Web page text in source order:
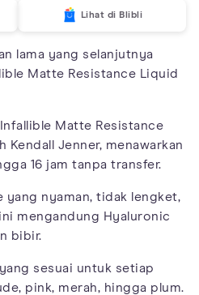
Lihat di Blibli
lama yang selanjutnya
Matte Resistance Liquid
Matte Resistance
Kendall Jenner, menawarkan
16 jam tanpa transfer.
yang nyaman, tidak lengket,
mengandung Hyaluronic
bibir.
sesuai untuk setiap
pink, merah, hingga plum.